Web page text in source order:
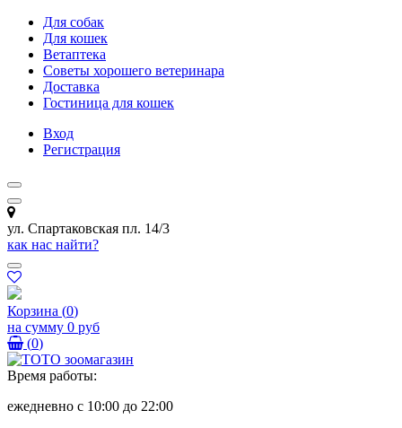
Для собак
Для кошек
Ветаптека
Советы хорошего ветеринара
Доставка
Гостиница для кошек
Вход
Регистрация
ул. Спартаковская пл. 14/3
как нас найти?
Корзина (0)
на сумму 0 руб
(0)
Время работы:
ежедневно с 10:00 до 22:00